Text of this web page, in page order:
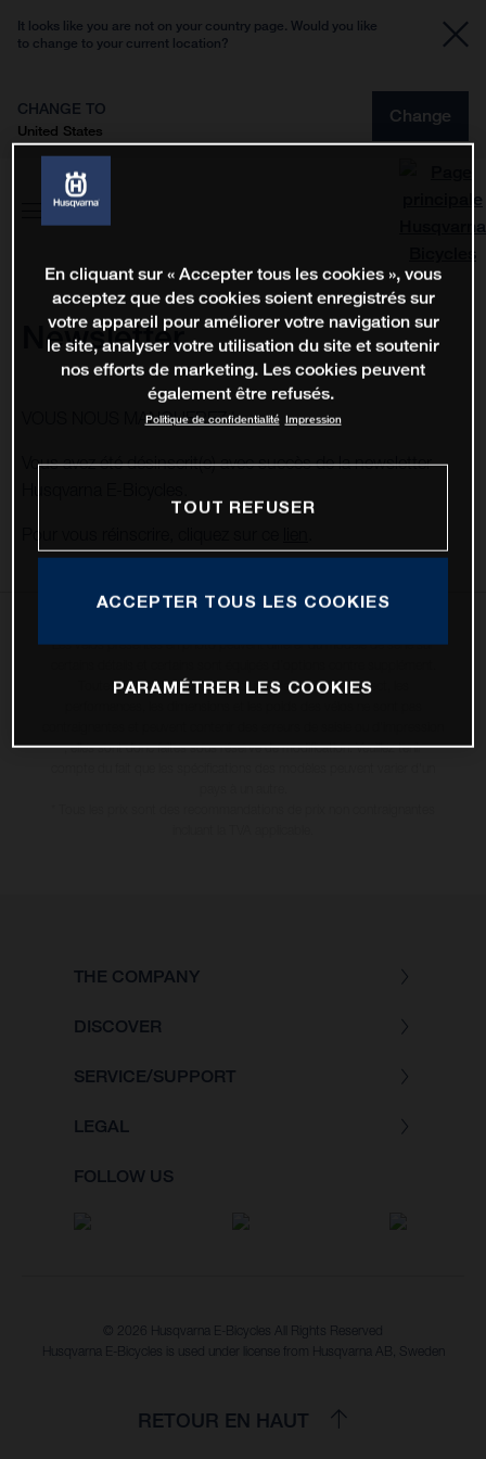
It looks like you are not on your country page. Would you like
to change to your current location?
CHANGE TO
United States
Change
Newsletter
VOUS NOUS MANQUEREZ !
Vous avez été désinscrit(e) avec succès de la newsletter
Les vélos présentés en photo peuvent différer du modèle de série sur
Toutes les indications sur le volume de livraison, l’aspect, les
; elles sont donc faites sous réserve de modification. Veuillez tenir
THE COMPANY
DISCOVER
SERVICE/SUPPORT
LEGAL
FOLLOW US
© 2026 Husqvarna E-Bicycles All Rights Reserved
Husqvarna E-Bicycles is used under license from Husqvarna AB, Sweden
RETOUR EN HAUT
En cliquant sur « Accepter tous les cookies », vous
acceptez que des cookies soient enregistrés sur
votre appareil pour améliorer votre navigation sur
le site, analyser votre utilisation du site et soutenir
nos efforts de marketing. Les cookies peuvent
également être refusés.
Politique de confidentialité Impression
TOUT REFUSER
ACCEPTER TOUS LES COOKIES
PARAMÉTRER LES COOKIES